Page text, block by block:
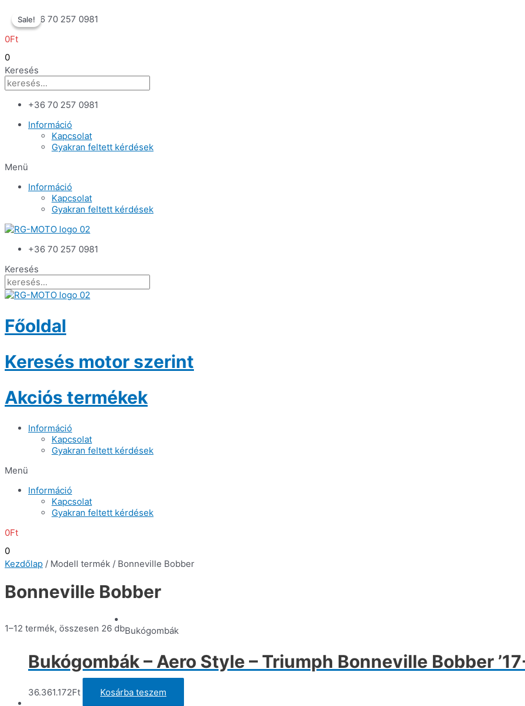
to
content
+36 70 257 0981
0Ft
0
Keresés
+36 70 257 0981
Információ
Kapcsolat
Gyakran feltett kérdések
Menü
Információ
Kapcsolat
Gyakran feltett kérdések
+36 70 257 0981
Keresés
Főoldal
Keresés motor szerint
Akciós termékek
Információ
Kapcsolat
Gyakran feltett kérdések
Menü
Információ
Kapcsolat
Gyakran feltett kérdések
0Ft
0
Kezdőlap / Modell termék / Bonneville Bobber
Bonneville Bobber
1–12 termék, összesen 26 dbBukógombák
Bukógombák – Aero Style – Triumph Bonneville Bobber
36.361.172Ft
Kosárba teszem
Sale!
Sale!